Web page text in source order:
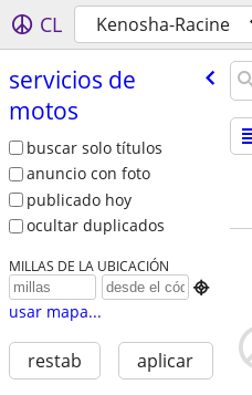
CL Kenosha-Racine
servicios de
motos
buscar solo títulos
anuncio con foto
publicado hoy
ocultar duplicados
MILLAS DE LA UBICACIÓN

usar mapa...
restab aplicar